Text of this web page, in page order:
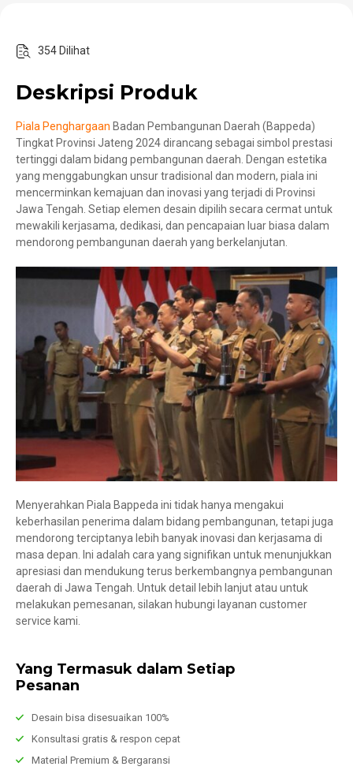
354 Dilihat
Deskripsi Produk
Piala Penghargaan Badan Pembangunan Daerah (Bappeda)
Tingkat Provinsi Jateng 2024 dirancang sebagai simbol prestasi
tertinggi dalam bidang pembangunan daerah. Dengan estetika
yang menggabungkan unsur tradisional dan modern, piala ini
mencerminkan kemajuan dan inovasi yang terjadi di Provinsi
Jawa Tengah. Setiap elemen desain dipilih secara cermat untuk
mewakili kerjasama, dedikasi, dan pencapaian luar biasa dalam
mendorong pembangunan daerah yang berkelanjutan.
Menyerahkan Piala Bappeda ini tidak hanya mengakui
keberhasilan penerima dalam bidang pembangunan, tetapi juga
mendorong terciptanya lebih banyak inovasi dan kerjasama di
masa depan. Ini adalah cara yang signifikan untuk menunjukkan
apresiasi dan mendukung terus berkembangnya pembangunan
daerah di Jawa Tengah. Untuk detail lebih lanjut atau untuk
melakukan pemesanan, silakan hubungi layanan customer
service kami.
Yang Termasuk dalam Setiap
Pesanan
Desain bisa disesuaikan 100%
Konsultasi gratis & respon cepat
Material Premium & Bergaransi